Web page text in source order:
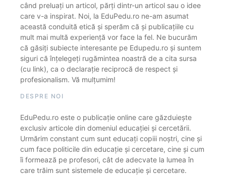
când preluați un articol, părți dintr-un articol sau o idee
care v-a inspirat. Noi, la EduPedu.ro ne-am asumat
această conduită etică și sperăm că și publicațiile cu
mult mai multă experiență vor face la fel. Ne bucurăm
că găsiți subiecte interesante pe Edupedu.ro și suntem
siguri că înțelegeți rugămintea noastră de a cita sursa
(cu link), ca o declarație reciprocă de respect și
profesionalism. Vă mulțumim!
DESPRE NOI
EduPedu.ro este o publicație online care găzduiește
exclusiv articole din domeniul educației și cercetării.
Urmărim constant cum sunt educați copiii noștri, cine și
cum face politicile din educație și cercetare, cine și cum
îi formează pe profesori, cât de adecvate la lumea în
care trăim sunt sistemele de educație și cercetare.